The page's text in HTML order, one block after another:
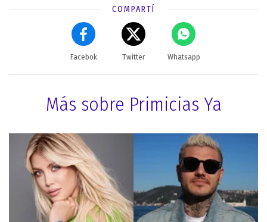
COMPARTÍ
Facebok Twitter Whatsapp
Más sobre Primicias Ya